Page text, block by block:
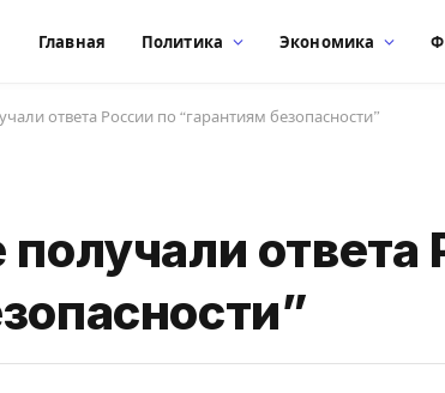
Главная Политика Экономика
ответа России по “гарантиям безопасности”
ответа